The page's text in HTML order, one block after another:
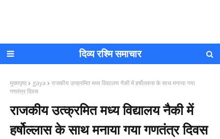
दिव्य रश्मि समाचार
मुख्यपृष्ठ gaya
राजकीय उत्क्रमित मध्य विद्यालय नैकी में हर्षोल्लास के साथ मनाया गया
गणतंत्र दिवस
राजकीय उत्क्रमित मध्य विद्यालय नैकी में
हर्षोल्लास के साथ मनाया गया गणतंत्र दिवस